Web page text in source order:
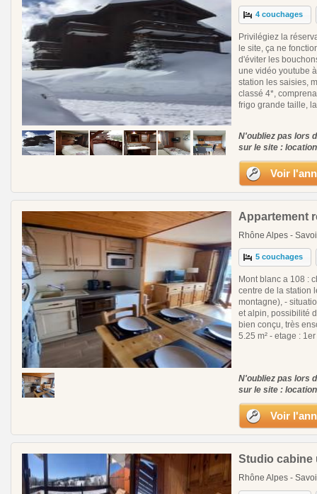
4 couchages
Privilégiez la
le site, ça ne
d'éviter les
une vidéo youtube
station les saisies,
classé 4*,
frigo grande taille,
N'oubliez pas lors
sur le site :
Voir
Appartement
Rhône Alpes -
5 couchages
Mont blanc a 108 :
centre de la station
montagne), -
et alpin, possibilité
bien conçu, très
5.25 m² - etage :
N'oubliez pas lors
sur le site :
Voir
Studio cabine
Rhône Alpes -